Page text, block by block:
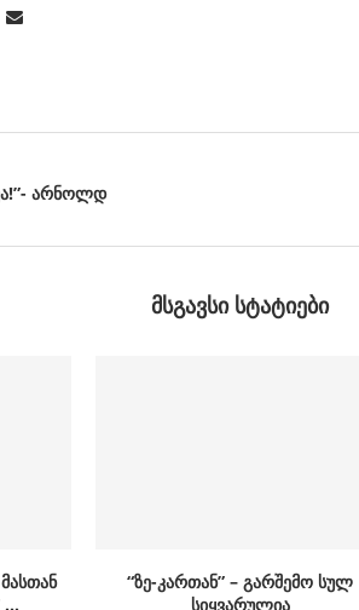
არნოლდ
ᲛᲡᲒᲐᲕᲡᲘ ᲡᲢᲐᲢᲘᲔᲑᲘ
…
“ზე-კართან” – გარშემო სულ
სიყვარულია